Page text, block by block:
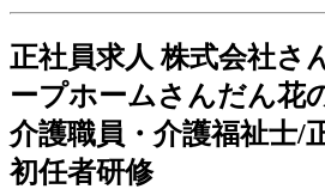
正社員求人 株式会社
ープホームさんだん花
介護職員・介護福祉士/
初任者研修